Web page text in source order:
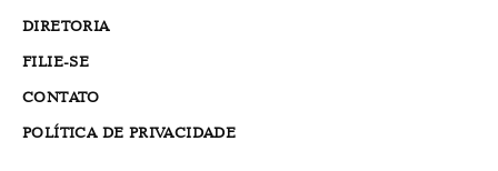
DIRETORIA
FILIE-SE
CONTATO
POLÍTICA DE PRIVACIDADE